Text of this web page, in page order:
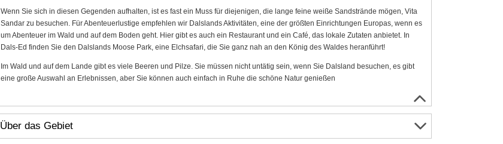
Wenn Sie sich in diesen Gegenden aufhalten, ist es fast ein Muss für diejenigen, die lange feine weiße Sandstrände mögen, Vita
Sandar zu besuchen. Für Abenteuerlustige empfehlen wir Dalslands Aktivitäten, eine der größten Einrichtungen Europas, wenn es
um Abenteuer im Wald und auf dem Boden geht. Hier gibt es auch ein Restaurant und ein Café, das lokale Zutaten anbietet. In
Dals-Ed finden Sie den Dalslands Moose Park, eine Elchsafari, die Sie ganz nah an den König des Waldes heranführt!
Im Wald und auf dem Lande gibt es viele Beeren und Pilze. Sie müssen nicht untätig sein, wenn Sie Dalsland besuchen, es gibt
eine große Auswahl an Erlebnissen, aber Sie können auch einfach in Ruhe die schöne Natur genießen
Über das Gebiet